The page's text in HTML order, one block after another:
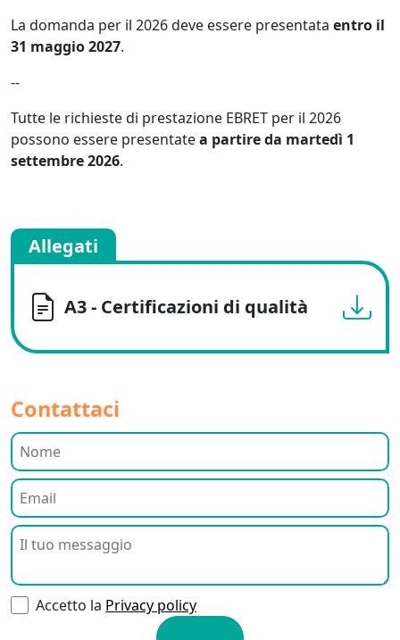
La domanda per il 2026 deve essere presentata entro il
31 maggio 2027.
--
Tutte le richieste di prestazione EBRET per il 2026
possono essere presentatea partire da martedì 1
settembre 2026.
Allegati
A3 - Certificazioni di qualità
Contattaci
Accetto la Privacy policy